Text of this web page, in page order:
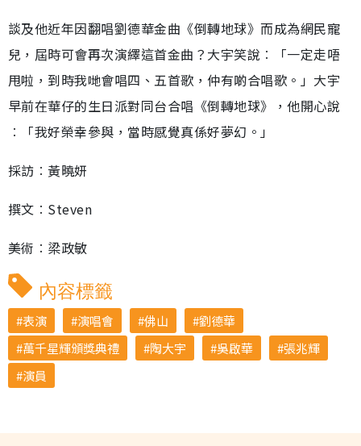
談及他近年因翻唱劉德華金曲《倒轉地球》而成為網民寵
兒，屆時可會再次演繹這首金曲？大宇笑說︰「一定走唔
甩啦，到時我哋會唱四、五首歌，仲有啲合唱歌。」大宇
早前在華仔的生日派對同台合唱《倒轉地球》，他開心說
︰「我好榮幸參與，當時感覺真係好夢幻。」
採訪︰黃曉妍
撰文︰Steven
美術︰梁政敏
內容標籤
表演 演唱會 佛山
劉德華
萬千星輝頒獎典禮
陶大宇 吳啟華
張兆輝
演員